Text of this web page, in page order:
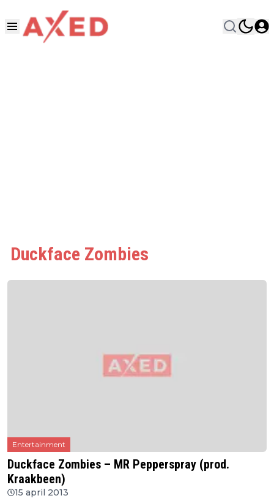
Duckface Zombies
Entertainment
Duckface Zombies – MR Pepperspray (prod.
Kraakbeen)
15 april 2013